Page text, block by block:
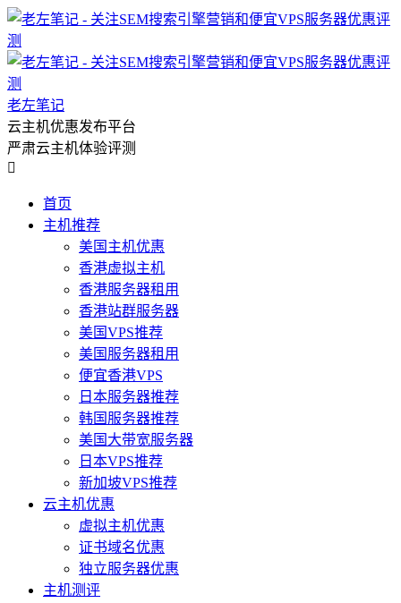
老左笔记
云主机优惠发布平台
严肃云主机体验评测

首页
主机推荐
美国主机优惠
香港虚拟主机
香港服务器租用
香港站群服务器
美国VPS推荐
美国服务器租用
便宜香港VPS
日本服务器推荐
韩国服务器推荐
美国大带宽服务器
日本VPS推荐
新加坡VPS推荐
云主机优惠
虚拟主机优惠
证书域名优惠
独立服务器优惠
主机测评